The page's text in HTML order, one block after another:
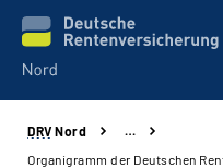
Aktuelles
DRV Nord
…
Organigramm der Deutschen